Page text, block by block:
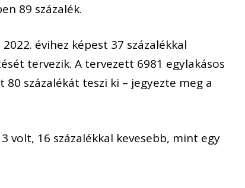
89 százalék.
évihez képest 37 százalékkal
tervezik. A tervezett 6981 egylakásos
százalékát teszi ki – jegyezte meg a
volt, 16 százalékkal kevesebb, mint egy